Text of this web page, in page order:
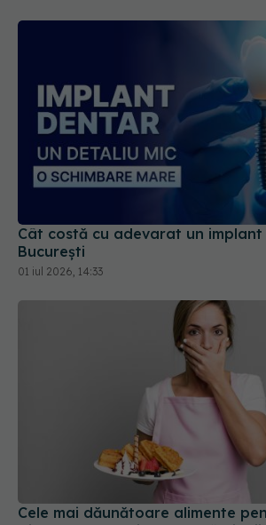
Cât costă cu adevarat un
București
01 iul 2026, 14:33
Cele mai dăunătoare alimente